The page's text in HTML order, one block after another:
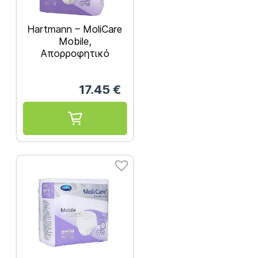
Hartmann – MoliCare
Mobile,
Απορροφητικό
91587317.45 €